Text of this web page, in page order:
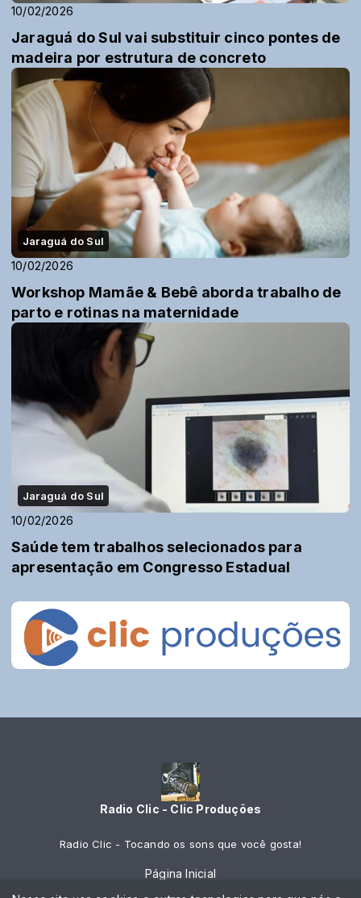
10/02/2026
Jaraguá do Sul vai substituir cinco pontes de
madeira por estrutura de concreto
Jaraguá do Sul
10/02/2026
Workshop Mamãe & Bebê aborda trabalho de
parto e rotinas na maternidade
Jaraguá do Sul
10/02/2026
Saúde tem trabalhos selecionados para
apresentação em Congresso Estadual
Radio Clic - Clic Produções
Radio Clic - Tocando os sons que você gosta!
Página Inicial